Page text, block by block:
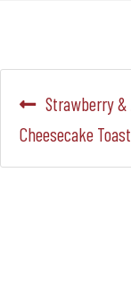
de
entradas
Anterior:
Strawberry &
Cheesecake Toast